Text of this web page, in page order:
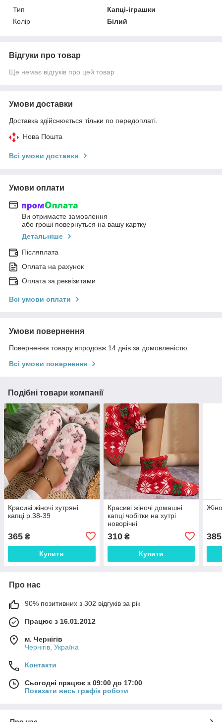
Тип
Капці-іграшки
Колір
Білий
Відгуки про товар
Ще немає відгуків про цей товар
Умови доставки
Доставка здійснюється тільки по передоплаті.
Нова Пошта
Всі умови доставки
Умови оплати
Ви отримаєте замовлення
або гроші повернуться на вашу картку
Детальніше
Післяплата
Оплата на рахунок
Оплата за реквізитами
Всі умови оплати
Умови повернення
Повернення товару впродовж 14 днів за домовленістю
Всі умови повернення
Подібні товари компанії
Красиві жіночі хутряні
капці р.38-39
365 ₴
Купити
Красиві жіночі домашні
капці чобітки на хутрі
новорічні
310₴
Купити
385
Про нас
90% позитивних з 302 відгуків за рік
Працює з 16.01.2012
м. Чернігів
Чернігів, Україна
Контакти
Сьогодні працює з 09:00 до 17:00
Показати весь графік роботи